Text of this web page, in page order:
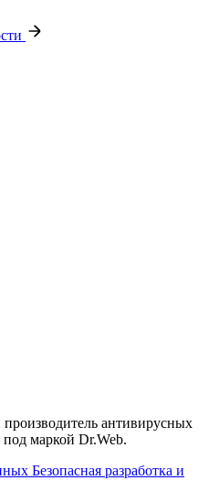
антивирусных
маркой Dr.Web.
Безопасная разработка и